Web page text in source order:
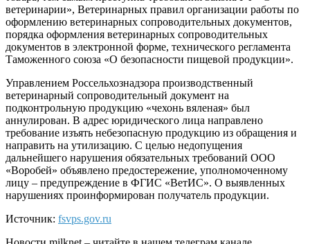
ветеринарии», Ветеринарных правил организации работы по
оформлению ветеринарных сопроводительных документов,
порядка оформления ветеринарных сопроводительных
документов в электронной форме, технического регламента
Таможенного союза «О безопасности пищевой продукции».
Управлением Россельхознадзора производственный
ветеринарный сопроводительный документ на
подконтрольную продукцию «чехонь вяленая» был
аннулирован. В адрес юридического лица направлено
требование изъять небезопасную продукцию из обращения и
направить на утилизацию. С целью недопущения
дальнейшего нарушения обязательных требований ООО
«Воробей» объявлено предостережение, уполномоченному
лицу – предупреждение в ФГИС «ВетИС». О выявленных
нарушениях проинформирован получатель продукции.
Источник: fsvps.gov.ru